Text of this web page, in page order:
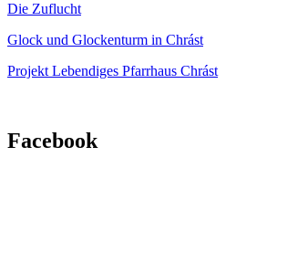
Die Zuflucht
Glock und Glockenturm in Chrást
Projekt Lebendiges Pfarrhaus Chrást
Facebook